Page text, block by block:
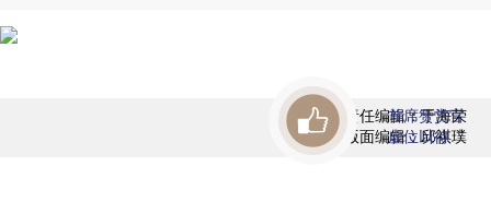
责任编辑：于海荣
版面编辑：邱祺璞
首席赞赏官
虚位以待